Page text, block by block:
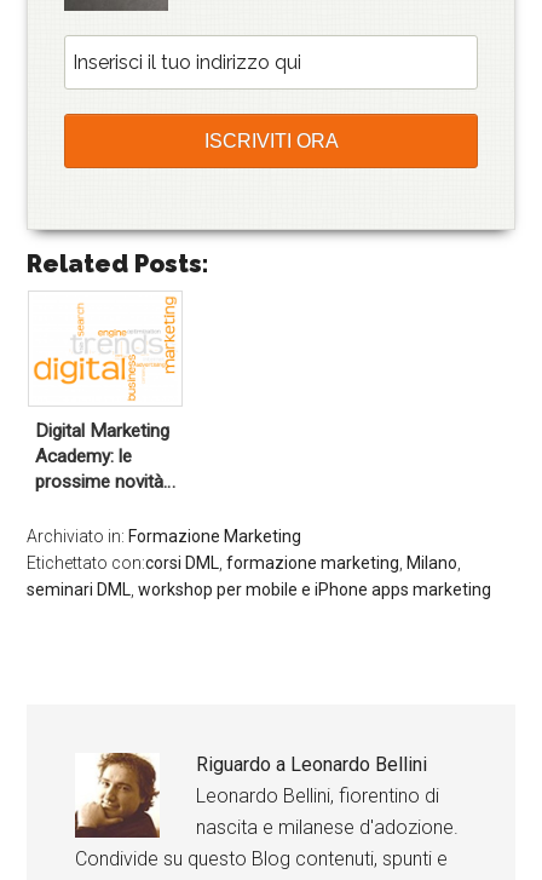
Related Posts:
Digital Marketing
Academy: le
prossime novità…
Archiviato in:Formazione Marketing
Etichettato con:corsi DML ,formazione marketing ,Milano
seminari DML ,workshop per mobile e iPhone apps marketing
Riguardo a Leonardo Bellini
Leonardo Bellini, fiorentino di
nascita e milanese d'adozione.
Condivide su questo Blog contenuti, spunti e